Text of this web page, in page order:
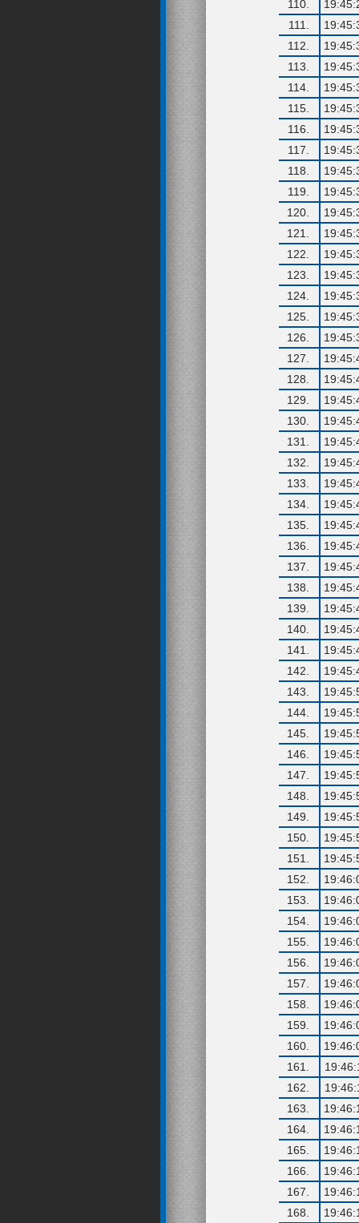
110.
111.
112.
113.
114.
115.
116.
117.
118.
119.
120.
121.
122.
123.
124.
125.
126.
127.
128.
129.
130.
131.
132.
133.
134.
135.
136.
137.
138.
139.
140.
141.
142.
143.
144.
145.
146.
147.
148.
149.
150.
151.
152.
153.
154.
155.
156.
157.
158.
159.
160.
161.
162.
163.
164.
165.
166.
167.
168.